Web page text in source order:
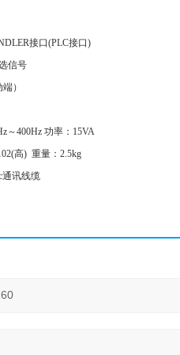
接口(PLC接口)
信号
）
～400Hz 功率：15VA
高) 重量：2.5kg
通讯线缆